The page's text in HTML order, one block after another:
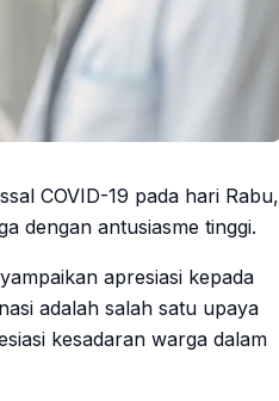
COVID-19 pada hari Rabu,
dengan antusiasme tinggi.
apresiasi kepada
adalah salah satu upaya
kesadaran warga dalam